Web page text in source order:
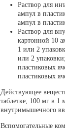
Раствор для
ампул в
ампул в
Раствор для
картонной 10
1 или 2
или 2
пластиковых
пластиковых
Действующее
таблетке; 100 мг в 1
внутримышечного
Вспомогательные